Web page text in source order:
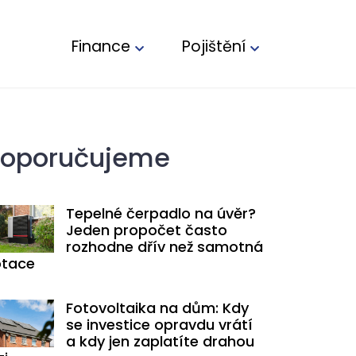
Finance Pojištění
Tepelné čerpadlo na úvěr?
Jeden propočet často
rozhodne dřív než samotná
Fotovoltaika na dům: Kdy
se investice opravdu vrátí
a kdy jen zaplatíte drahou